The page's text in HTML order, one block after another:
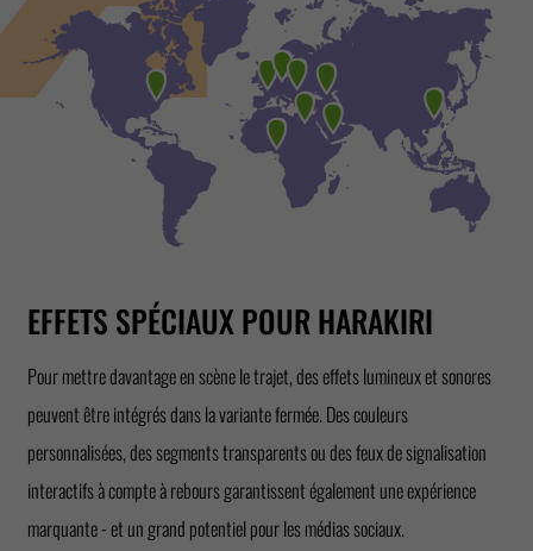
EFFETS SPÉCIAUX POUR HARAKIRI
Pour mettre davantage en scène le trajet, des effets lumineux et sonores
peuvent être intégrés dans la variante fermée. Des couleurs
personnalisées, des segments transparents ou des feux de signalisation
interactifs à compte à rebours garantissent également une expérience
marquante - et un grand potentiel pour les médias sociaux.